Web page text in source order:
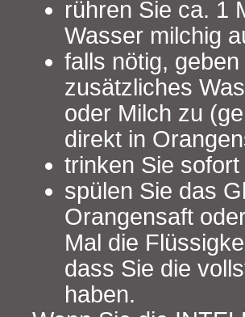
rühren Sie ca. 1
Wasser milchig
falls nötig,
zusätzliches
oder Milch zu
direkt in
trinken Sie sofort
spülen Sie das
Orangensaft
Mal die
dass Sie die
haben.